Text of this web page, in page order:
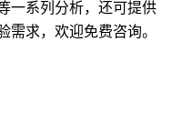
一系列分析，还可提供
需求，欢迎免费咨询。